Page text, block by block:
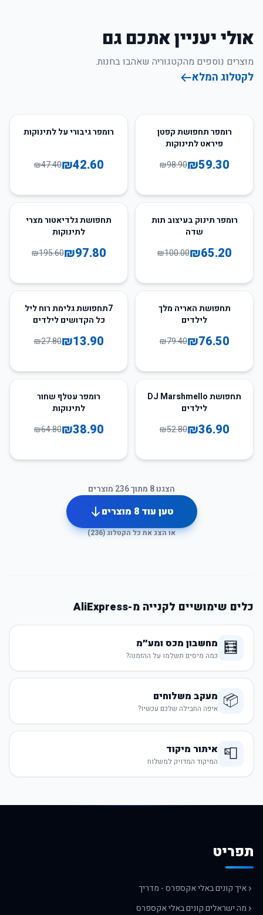
אולי יעניין אתכם גם
מוצרים נוספים מהקטגוריה שאהבו בחנות.
לקטלוג המלא
40רומפר תחפושת קפטן
פיראט לתינוקות
₪59.30
₪98.90
10%רומפר גיבורי על לתינוקות
₪42.60
₪47.40
35
רומפר תינוק בעיצוב תות
שדה
₪65.20
₪100.00
50
תחפושת גלדיאטור מצרי
לתינוקות
₪97.80
₪195.60
תחפושת האריה מלך
לילדים
₪76.50
₪79.40
507תחפושת גלימת רוח ליל
כל הקדושים לילדים
₪13.90
₪27.80
30%
תחפושת DJ Marshmello
לילדים
₪36.90
₪52.80
רומפר עטלף שחור
לתינוקות
₪38.90
₪64.80
הצגנו8 מתוך236 מוצרים
טען עוד8 מוצרים
או הצג את כל הקטלוג (236
)
כלים שימושיים לקנייה מ-AliExpress
🧮 מחשבון מכס ומע״מ
כמה מיסים תשלמו על ההזמנה?
📦 מעקב משלוחים
איפה החבילה שלכם עכשיו?
📮 איתור מיקוד
המיקוד המדויק למשלוח
תפריט
איך קונים באלי אקספרס - מדריך
מה ישראלים קונים באלי אקספרס